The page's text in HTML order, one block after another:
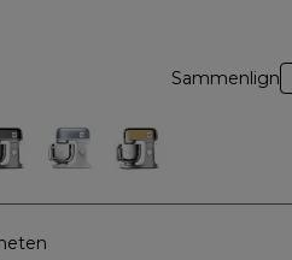
Sammenlign